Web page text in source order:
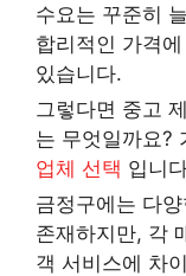
수요는 꾸준히
합리적인 가격
있습니다.
그렇다면 중고
는 무엇일까요?
업체 선택 입니
금정구에는 다
존재하지만, 각
객 서비스에 차